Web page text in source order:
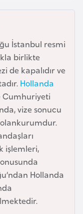
İstanbul resmi
birlikte
de kapalıdır ve
Hollanda
Cumhuriyeti
vize sonucu
işlemleri,
Hollanda